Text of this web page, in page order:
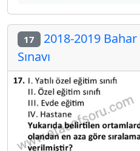
17 2018-2019
Sınavı